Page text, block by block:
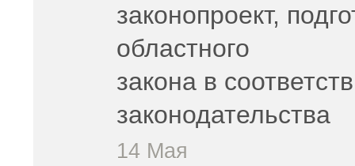
законопроект,
областного
закона в
законодательства
14 Мая